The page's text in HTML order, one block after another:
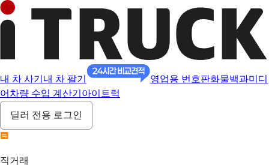
내 차 사기 내 차 팔기 영업용 번호판화물백과미디
어 차량 수입 계산기 아이트럭
딜러 전용 로그인
직거래